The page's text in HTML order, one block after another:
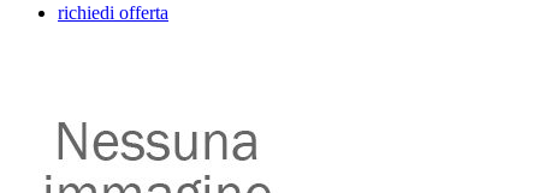
richiedi offerta